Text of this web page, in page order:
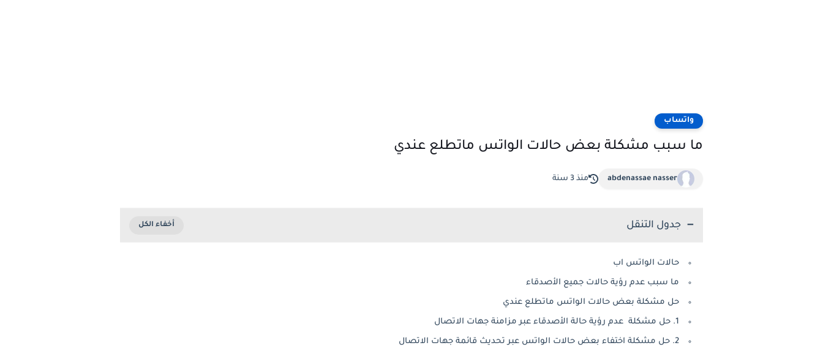
واتساب
ما سبب مشكلة بعض حالات الواتس ماتطلع عندي
abdenassae nasser منذ 3 سنة
جدول التنقل
حالات الواتس اب
ما سبب عدم رؤية حالات جميع الأصدقاء
حل مشكلة بعض حالات الواتس ماتطلع عندي
1. حل مشكلة عدم رؤية حالة الأصدقاء عبر مزامنة جهات الاتصال
2. حل مشكلة اختفاء بعض حالات الواتس عبر تحديث قائمة جهات الاتصال